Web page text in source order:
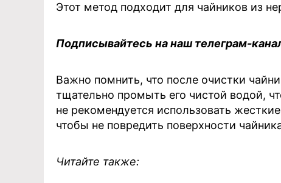
Этот метод подходит для чайников из
Подписывайтесь на наш телеграм-
Важно помнить, что после очистки
тщательно промыть его чистой водой,
не рекомендуется использовать
чтобы не повредить поверхности
Читайте также: